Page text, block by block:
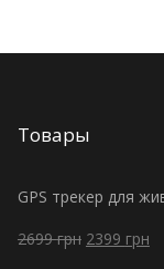
Товары
GPS трекер для
2699грн 2399 грн